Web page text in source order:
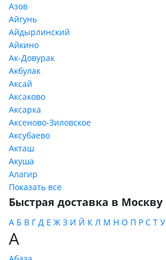
Азов
Айгунь
Айдырлинский
Айкино
Ак-Довурак
Акбулак
Аксай
Аксаково
Аксарка
Аксеново-Зиловское
Аксубаево
Акташ
Акуша
Алагир
Показать все
Быстрая доставка в Москву
А Б В Г Д Е Ж З И Й К Л М Н О П Р С Т У
А